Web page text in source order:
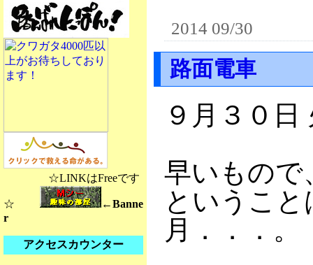
☆LINKはFreeです
☆
←Banne
r
アクセスカウンター
2014 09/30
路面電車
９月３０日
早いもので
というこ
月．．．。